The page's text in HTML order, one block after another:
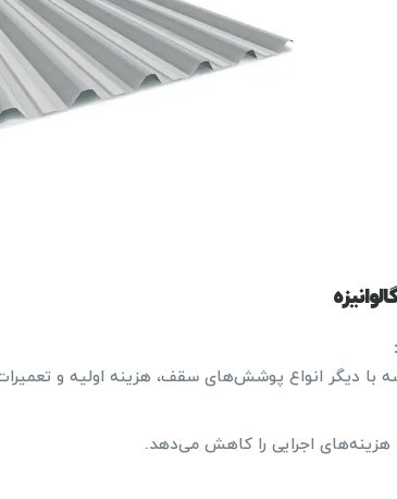
با دیگر انواع پوشش‌های سقف، هزینه اولیه و
اجرایی را کاهش می‌دهد.